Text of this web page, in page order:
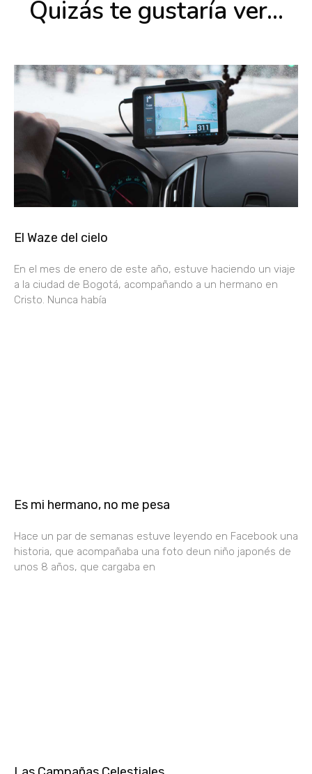
Quizás te gustaría ver...
El Waze del cielo
En el mes de enero de este año, estuve haciendo un viaje
a la ciudad de Bogotá, acompañando a un hermano en
Cristo. Nunca había
Es mi hermano, no me pesa
Hace un par de semanas estuve leyendo en Facebook una
historia, que acompañaba una foto deun niño japonés de
unos 8 años, que cargaba en